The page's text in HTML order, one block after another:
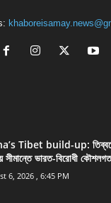
Tibet build-up: তিব্বতে
সীমান্তে ভারত-বিরোধী
6, 2026 , 6:45 PM